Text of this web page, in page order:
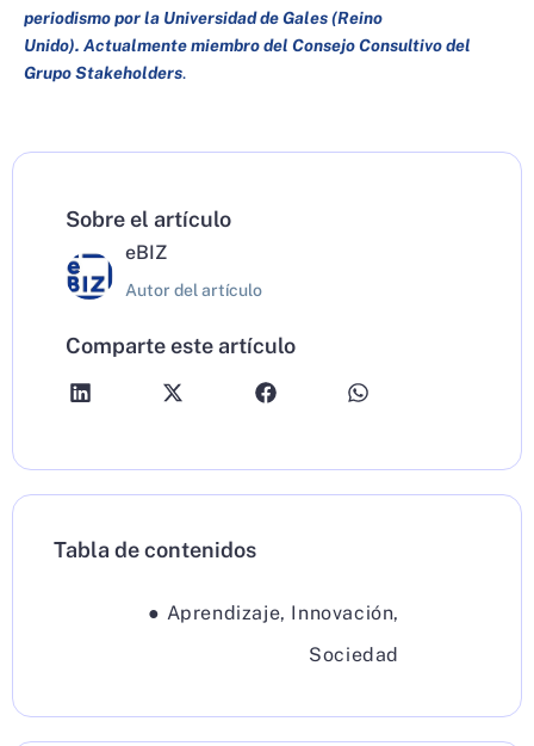
periodismo por la Universidad de Gales (Reino
Unido). Actualmente miembro del Consejo Consultivo del
Grupo Stakeholders.
Sobre el artículo
eBIZ
Autor del artículo
Comparte este artículo
Tabla de contenidos
● Aprendizaje, Innovación,
Sociedad